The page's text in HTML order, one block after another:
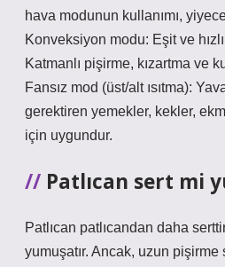
hava modunun kullanımı,
Konveksiyon modu: Eşit ve
Katmanlı pişirme, kızartma ve
Fansız mod (üst/alt ısıtma):
gerektiren yemekler, kekler,
için uygundur.
Patlıcan sert mi
Patlıcan patlıcandan daha
yumuşatır. Ancak, uzun